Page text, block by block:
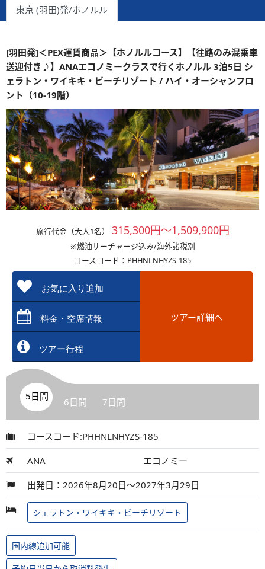
東京 (羽田)発/ホノルル
[羽田発]＜PEX運賃商品＞【ホノルルコース】【往路のみ混乗車
送迎付き♪】ANAエコノミークラスで行くホノルル 3泊5日 シ
ェラトン・ワイキキ・ビーチリゾート / ハイ・オーシャンフロ
ント（10-19階）
旅行代金（大人1名） 315,300円～1,509,900円
※燃油サーチャージ込み/海外諸税別
コースコード：PHHNLNHYZS-185
お気に入り追加
料金・空席情報
ツアー行程
ツアー詳細へ
5日間 6日間 7日間
コースコード:PHHNLNHYZS-185
ANA エコノミー
出発日：2026年8月20日～2027年3月29日
シェラトン・ワイキキ・ビーチリゾート
国内線追加可能